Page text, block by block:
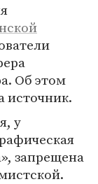
Об этом
источник.
у
запрещена